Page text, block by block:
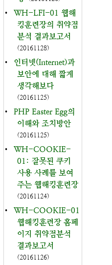
•
WH-LFI-01 웹해
킹훈련장의 취약점
분석 결과보고서
(20161128)
•
인터넷(Internet)과
보안에 대해 짧게
생각해보다
(20161125)
•
PHP Easter Egg의
이해와 조치방안
(20161125)
•
WH-COOKIE-
01: 잘못된 쿠키
사용 사례를 보여
주는 웹해킹훈련장
(20161124)
•
WH-COOKIE-01
웹해킹훈련장 홈페
이지 취약점분석
결과보고서
(20161126)